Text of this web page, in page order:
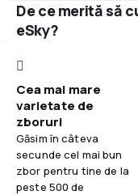
Rețeaua de
Confort în timpul
Transportul bagajelor
Mâncare
De ce merită să
eSky?
Cea mai mare
varietate de
zboruri
Găsim în câteva
secunde cel mai bun
zbor pentru tine de la
peste 500 de